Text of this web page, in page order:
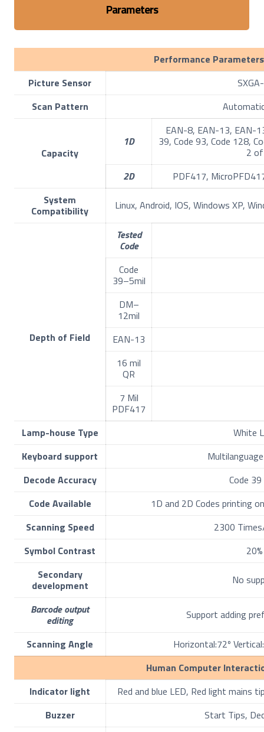
Parameters
Performance Parameters
Picture Sensor
Scan Pattern
Capacity
1D
EAN-8, EAN-13, EAN-
39, Code 93, Code 128,
2
2D
PDF417,
System
Compatibility Linux, Android, IOS, Windows XP,
Depth of Field
Tested
Code
Code
39–5mil
DM–
12mil
EAN-13
16 mil
QR
7 Mil
PDF417
Lamp-house Type
White
Keyboard support
Decode Accuracy
Code
Code Available
1D and 2D Codes printing
Scanning Speed
2300
Symbol Contrast
20%
Secondary
development No
Barcode output
editing Support adding
Scanning Angle
Horizontal:72º
Human Computer
Indicator light
Red and blue LED, Red light mains
Buzzer
Start Tips,